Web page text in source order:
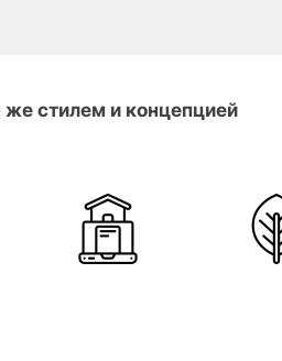
же стилем и концепцией